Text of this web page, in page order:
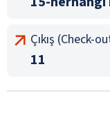
Çıkış (Check-
11